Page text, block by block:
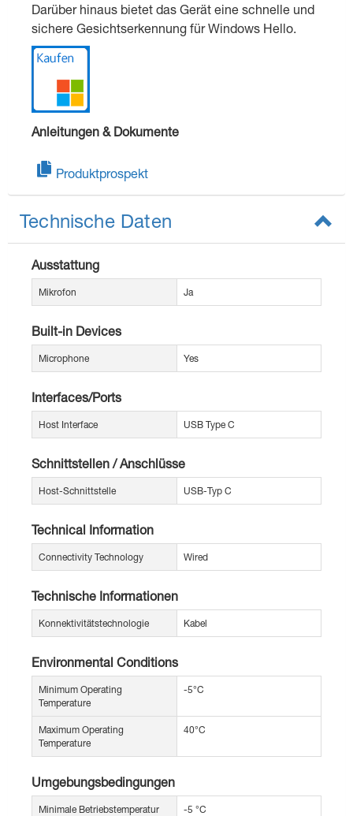
Darüber hinaus bietet das Gerät eine schnelle und
sichere Gesichtserkennung für Windows Hello.
Anleitungen & Dokumente
Produktprospekt
Technische Daten
Ausstattung
Mikrofon Ja
Built-in Devices
Microphone Yes
Interfaces/Ports
Host Interface USB Type C
Schnittstellen / Anschlüsse
Host-Schnittstelle USB-Typ C
Technical Information
Connectivity Technology Wired
Technische Informationen
Konnektivitätstechnologie Kabel
Environmental Conditions
Minimum Operating
Temperature
-5°C
Maximum Operating
Temperature
40°C
Umgebungsbedingungen
Minimale Betriebstemperatur -5 °C